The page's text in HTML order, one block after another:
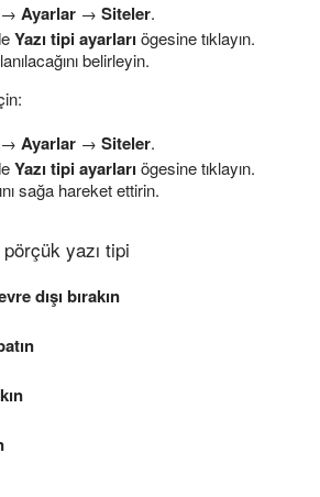
→ Ayarlar → Siteler.
Yazı tipi ayarları ögesine tıklayın.
belirleyin.
→ Ayarlar → Siteler.
Yazı tipi ayarları ögesine tıklayın.
sağa hareket ettirin.
yazı tipi
dışı bırakın